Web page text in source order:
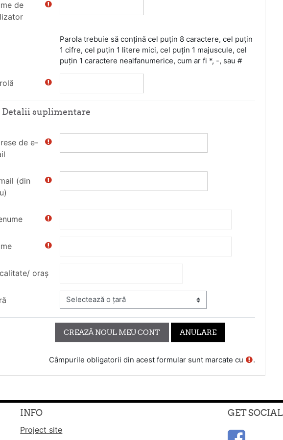
de
Parola trebuie să conţină cel puţin 8 caractere, cel puţin
1 cifre, cel puţin 1 litere mici, cel puţin 1 majuscule, cel
puțin 1 caractere nealfanumerice, cum ar fi *, -, sau #
Detalii suplimentare
de e-
(din
oraș
Câmpurile obligatorii din acest formular sunt marcate cu .
INFO
Project site
GET SOCIAL